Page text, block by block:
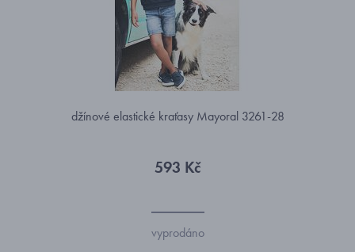
džínové elastické kraťasy Mayoral 3261-28
593 Kč
vyprodáno